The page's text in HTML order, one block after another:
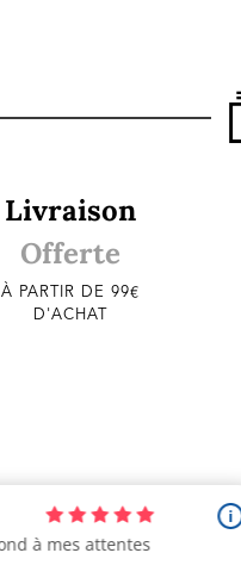
Livraison
Offerte
À PARTIR DE 99€
D'ACHAT